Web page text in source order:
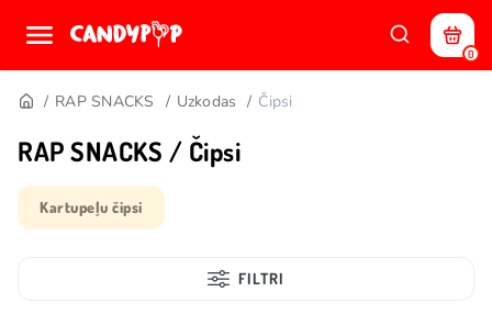
0
RAP SNACKS Uzkodas Čipsi
RAP SNACKS / Čipsi
Kartupeļu čipsi
FILTRI